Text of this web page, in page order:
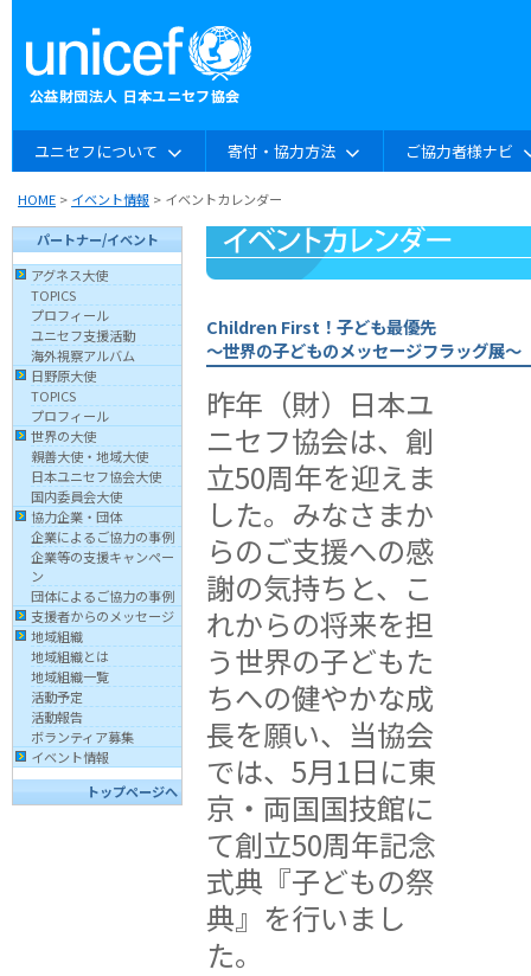
ユニセフについて 寄付・協力方法 ご協力者様ナビ
HOME > イベント情報 > イベントカレンダー
パートナー/イベント
アグネス大使
TOPICS
プロフィール
ユニセフ支援活動
海外視察アルバム
日野原大使
TOPICS
プロフィール
世界の大使
親善大使・地域大使
日本ユニセフ協会大使
国内委員会大使
協力企業・団体
企業によるご協力の事例
企業等の支援キャンペー
ン
団体によるご協力の事例
支援者からのメッセージ
地域組織
地域組織とは
地域組織一覧
活動予定
活動報告
ボランティア募集
イベント情報
トップページへ
Children First！子ども最優先
〜世界の子どものメッセージフラッグ展〜
昨年（財）日本ユ
ニセフ協会は、創
立50周年を迎えま
した。みなさまか
らのご支援への感
謝の気持ちと、こ
れからの将来を担
う世界の子どもた
ちへの健やかな成
長を願い、当協会
では、5月1日に東
京・両国国技館に
て創立50周年記念
式典『子どもの祭
典』を行いまし
た。